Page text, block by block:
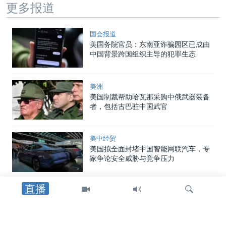
直播
更多报道
国会报道
美国务院官员：东南亚诈骗园区已成由
中国背景跨国组织主导的犯罪生态
美洲
美国制裁帮助哈瓦那采购中俄武器装备
者，包括古巴驻中国武官
美中经贸
美国拟全面封堵中国智能网联汽车，专
家争论安全威胁与竞争压力